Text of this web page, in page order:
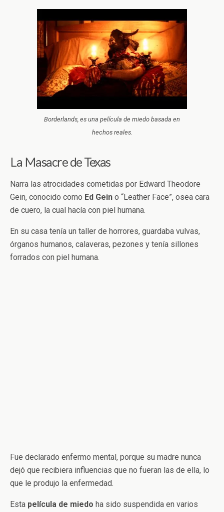
Borderlands, es una película de miedo basada en
hechos reales.
La Masacre de Texas
Narra las atrocidades cometidas por Edward Theodore
Gein, conocido como Ed Gein o “Leather Face”, osea cara
de cuero, la cual hacía con piel humana.
En su casa tenía un taller de horrores, guardaba vulvas,
órganos humanos, calaveras, pezones y tenía sillones
forrados con piel humana.
Fue declarado enfermo mental, porque su madre nunca
dejó que recibiera influencias que no fueran las de ella, lo
que le produjo la enfermedad.
Esta película de miedo ha sido suspendida en varios